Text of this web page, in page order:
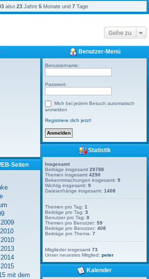
also 23 Jahre 5 Monate und 7 Tage
Gehe zu
Seiten
mit dem
Benutzer-Menü
Benutzername:
Passwort:
Mich bei jedem Besuch automatisch
anmelden
Registriere dich jetzt!
Statistik
Insgesamt
Beiträge insgesamt29788
Themen insgesamt4290
Bekanntmachungen insgesamt:9
Wichtig insgesamt:9
Dateianhänge insgesamt:1408
Themen pro Tag:1
Beiträge pro Tag:3
Benutzer pro Tag:0
Themen pro Benutzer:59
Beiträge pro Benutzer:408
Beiträge pro Thema:7
Mitglieder insgesamt73
Unser neuestes Mitglied:peter
Kalender